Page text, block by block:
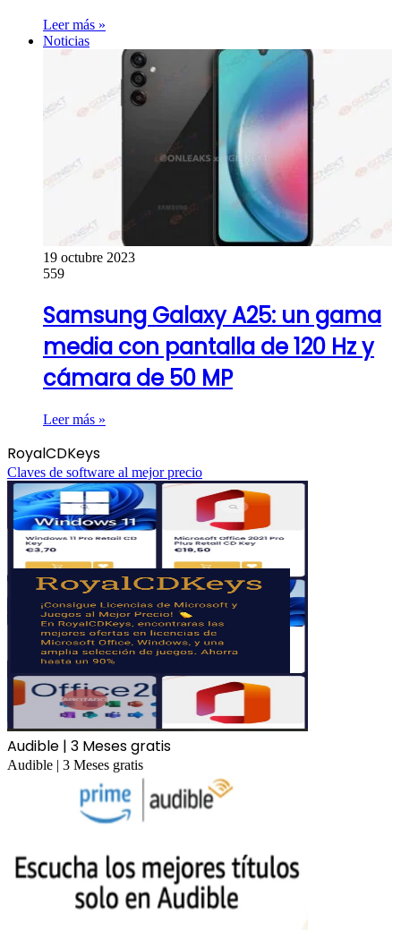
Leer más »
Noticias
19 octubre 2023
559
Samsung Galaxy A25: un gama
media con pantalla de 120 Hz y
cámara de 50 MP
Leer más »
RoyalCDKeys
Claves de software al mejor precio
Audible | 3 Meses gratis
Audible | 3 Meses gratis